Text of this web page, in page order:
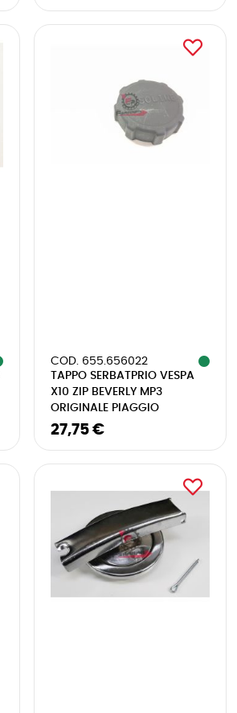
COD. 655.656022
TAPPO SERBATPRIO VESPA
X10 ZIP BEVERLY MP3
ORIGINALE PIAGGIO
27,75 €